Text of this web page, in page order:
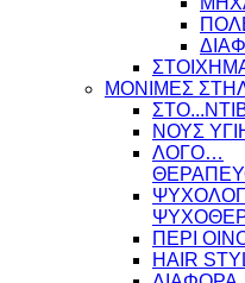
ΜΟΝΙΜΕΣ
ΝΟΥΣ
ΛΟΓΟ…
ΠΕΡΙ
HAIR